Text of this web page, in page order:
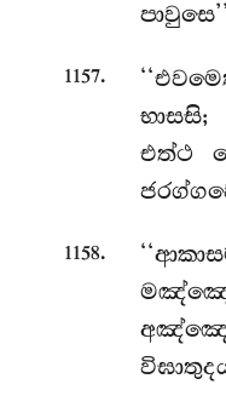
1157.
භාසසි;
එත්ථ
1158.